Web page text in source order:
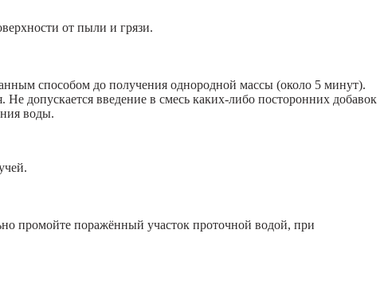
от пыли и грязи.
способом до получения однородной массы (около 5 минут).
Не допускается введение в смесь каких-либо посторонних добавок
воды.
промойте поражённый участок проточной водой, при